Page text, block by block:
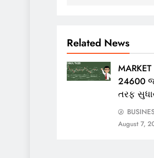
Related News
24600
તરફ
August 7,